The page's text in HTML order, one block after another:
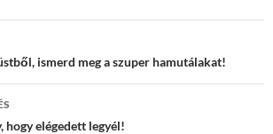
ismerd meg a szuper hamutálakat!
hogy elégedett legyél!